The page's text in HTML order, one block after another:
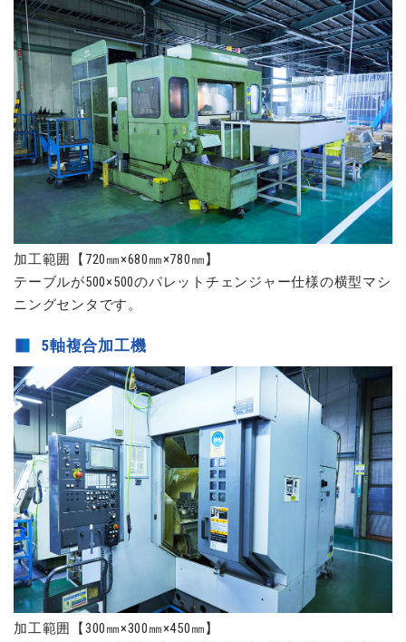
加工範囲【720㎜×680㎜×780㎜】
テーブルが500×500のパレットチェンジャー仕様の横型マシ
ニングセンタです。
5軸複合加工機
加工範囲【300㎜×300㎜×450㎜】